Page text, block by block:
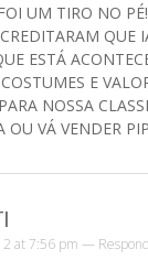
UM TIRO NO
QUE
ESTÁ
E
NOSSA
OU VÁ VENDER
at 7:56 pm —